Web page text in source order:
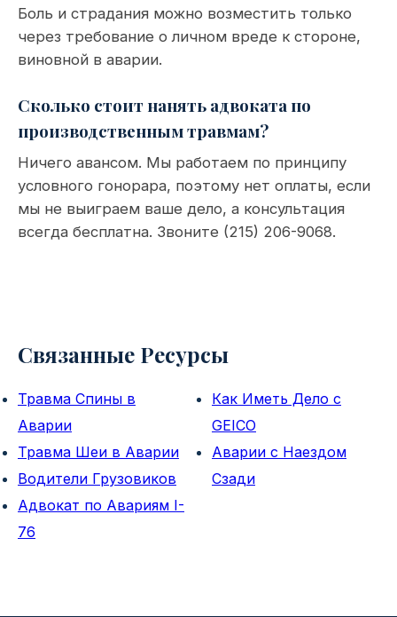
Боль и страдания можно возместить только
через требование о личном вреде к стороне,
виновной в аварии.
Сколько стоит нанять адвоката по
производственным травмам?
Ничего авансом. Мы работаем по принципу
условного гонорара, поэтому нет оплаты, если
мы не выиграем ваше дело, а консультация
всегда бесплатна. Звоните (215) 206-9068.
Связанные Ресурсы
Травма Спины в
Аварии
Травма Шеи в Аварии
Водители Грузовиков
Адвокат по Авариям I-
76
Как Иметь Дело с
GEICO
Аварии с Наездом
Сзади